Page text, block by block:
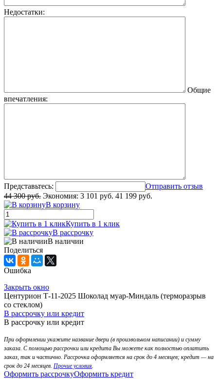
Недостатки:
Общие
впечатления:
Представьтесь:
Отправить отзыв
44 300 руб. Экономия: 3 101 руб. 41 199 руб.
В корзину
Купить в 1 клик
В рассрочку
В наличии
Поделиться
Ошибка
Закрыть окно
Центурион Т-11-2025 Шоколад муар-Миндаль (терморазрыв
со стеклом)
В рассрочку или кредит
В рассрочку или кредит
При оформлении укажите название двери (в произвольном написании) и сумму
заказа. С помощью рассрочки или кредита Вы можете как полностью оплатить
заказ, так и частично. Рассрочка оформляется на срок до 4 месяцев; кредит — на
срок до 24 месяцев. Прочие условия.
Оформить рассрочкуОформить кредит